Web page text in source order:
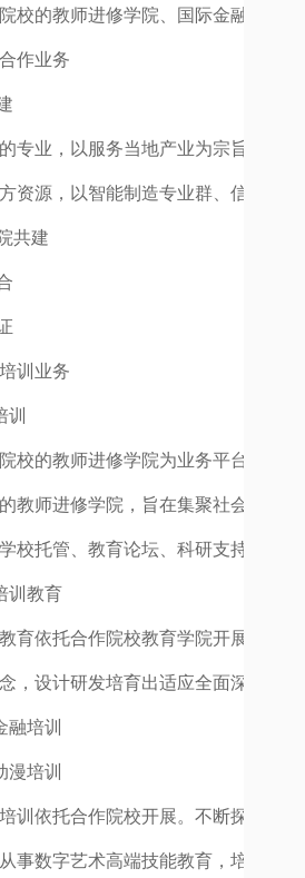
校的教师进修学院、国际金融研究
作业务
专业，以服务当地产业为宗旨，为
资源，以智能制造专业群、信息类
共建
训业务
训
校的教师进修学院为业务平台，打
教师进修学院，旨在集聚社会各界
校托管、教育论坛、科研支持、课
训教育
育依托合作院校教育学院开展。合
，设计研发培育出适应全面深化改
融培训
漫培训
训依托合作院校开展。不断探索和
事数字艺术高端技能教育，培养具